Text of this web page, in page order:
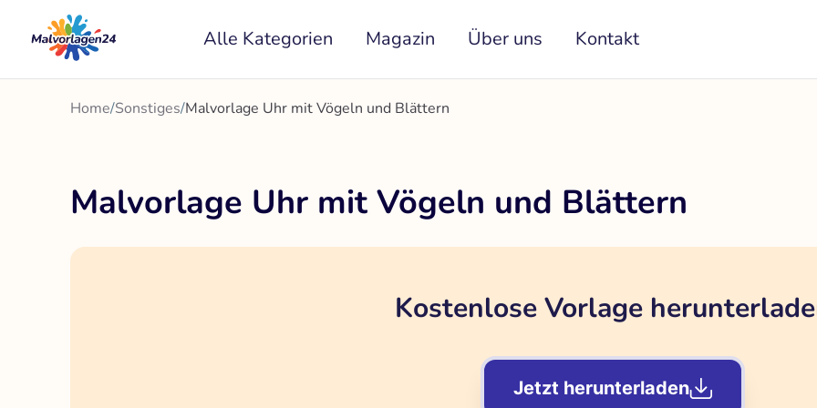
Inhalt
springen
Alle Kategorien Magazin Über uns Kontakt
Home/Sonstiges/Malvorlage Uhr mit Vögeln und Blättern
Malvorlage Uhr mit Vögeln und Blättern
Kostenlose Vorlage
Jetzt herunterladen